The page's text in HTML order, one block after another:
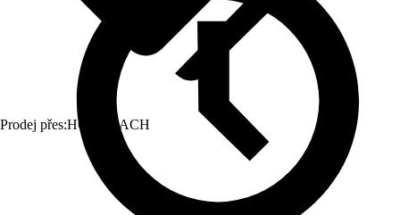
Prodej přes:HORNBACH